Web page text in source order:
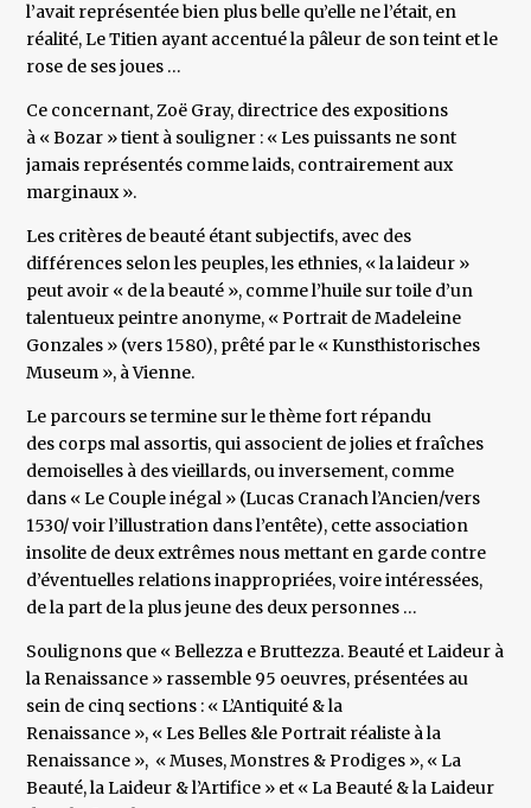
l’avait représentée bien plus belle qu’elle ne l’était, en
réalité, Le Titien ayant accentué la pâleur de son teint et le
rose de ses joues …
Ce concernant, Zoë Gray, directrice des expositions
à « Bozar » tient à souligner : « Les puissants ne sont
jamais représentés comme laids, contrairement aux
marginaux ».
Les critères de beauté étant subjectifs, avec des
différences selon les peuples, les ethnies, « la laideur »
peut avoir « de la beauté », comme l’huile sur toile d’un
talentueux peintre anonyme, « Portrait de Madeleine
Gonzales » (vers 1580), prêté par le « Kunsthistorisches
Museum », à Vienne.
Le parcours se termine sur le thème fort répandu
des corps mal assortis, qui associent de jolies et fraîches
demoiselles à des vieillards, ou inversement, comme
dans « Le Couple inégal » (Lucas Cranach l’Ancien/vers
1530/ voir l’illustration dans l’entête), cette association
insolite de deux extrêmes nous mettant en garde contre
d’éventuelles relations inappropriées, voire intéressées,
de la part de la plus jeune des deux personnes …
Soulignons que « Bellezza e Bruttezza. Beauté et Laideur à
la Renaissance » rassemble 95 oeuvres, présentées au
sein de cinq sections : « L’Antiquité & la
Renaissance », « Les Belles &le Portrait réaliste à la
Renaissance », « Muses, Monstres & Prodiges », « La
Beauté, la Laideur & l’Artifice » et « La Beauté & la Laideur